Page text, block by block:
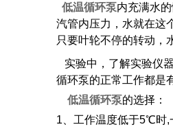
低温循环泵内充满水
汽管内压力，水就在这
只要叶轮不停的转动，
实验中，了解实验仪
循环泵的正常工作都是
低温循环泵的选择：
1、工作温度低于5℃时,